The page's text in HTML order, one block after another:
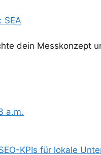
SEA
dein Messkonzept
a.m.
KPIs für lokale